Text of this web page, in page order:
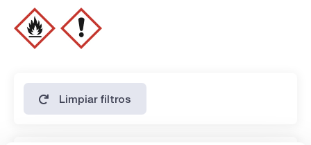
P370+P378 - P405 - P501a
- Partida arancelaria: 2909 49 19 90
ESPECIFICACIONES
contenido (G.C.): min. 99 %
2-metoxi-1-propanol (G.C.): max. 0,5 %
peróxidos (como H2O2): max. 0,005 %
Limpiar filtros